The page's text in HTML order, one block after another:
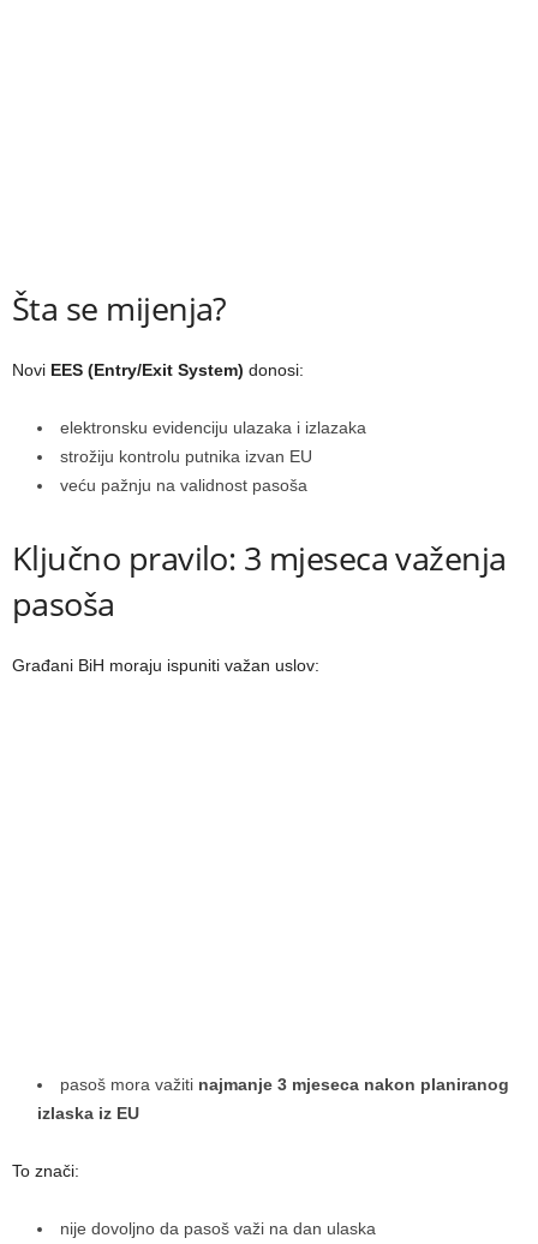
Šta se mijenja?
Novi EES (Entry/Exit System) donosi:
elektronsku evidenciju ulazaka i izlazaka
strožiju kontrolu putnika izvan EU
veću pažnju na validnost pasoša
Ključno pravilo: 3 mjeseca važenja
pasoša
Građani BiH moraju ispuniti važan uslov:
pasoš mora važiti najmanje 3 mjeseca nakon planiranog
izlaska iz EU
To znači:
nije dovoljno da pasoš važi na dan ulaska